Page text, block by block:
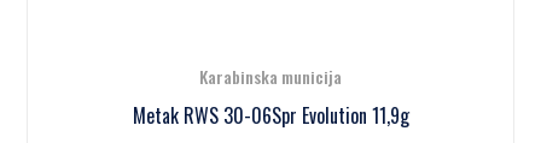
Karabinska municija
Metak RWS 30-06Spr Evolution 11,9g